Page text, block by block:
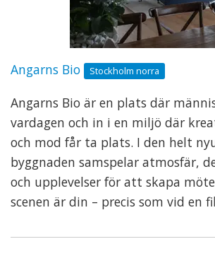
Angarns Bio Stockholm norra
Angarns Bio är en plats där
vardagen och in i en miljö där
och mod får ta plats. I den helt
byggnaden samspelar atmosfär,
och upplevelser för att skapa
scenen är din – precis som vid en